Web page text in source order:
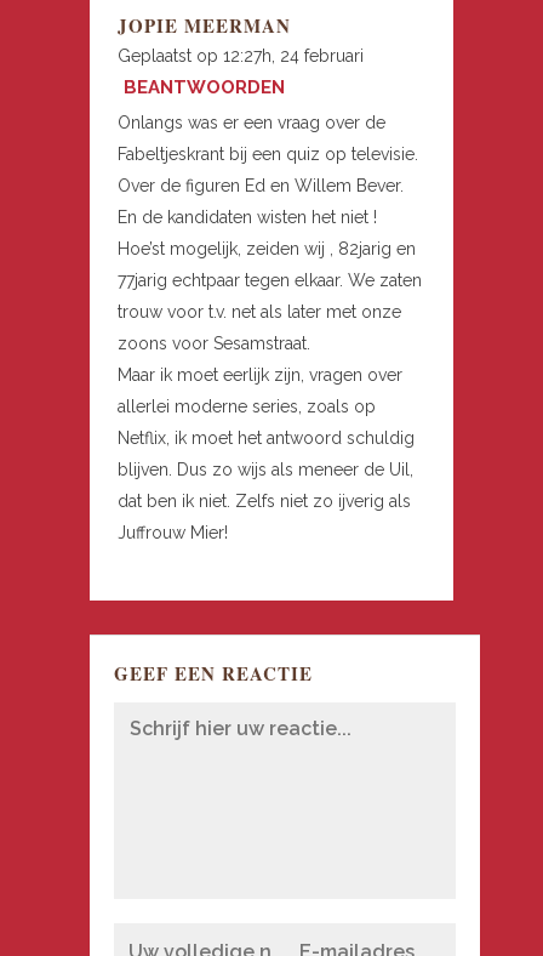
JOPIE MEERMAN
Geplaatst op 12:27h, 24 februari
BEANTWOORDEN
Onlangs was er een vraag over de
Fabeltjeskrant bij een quiz op televisie.
Over de figuren Ed en Willem Bever.
En de kandidaten wisten het niet !
Hoe’st mogelijk, zeiden wij , 82jarig en
77jarig echtpaar tegen elkaar. We zaten
trouw voor t.v. net als later met onze
zoons voor Sesamstraat.
Maar ik moet eerlijk zijn, vragen over
allerlei moderne series, zoals op
Netflix, ik moet het antwoord schuldig
blijven. Dus zo wijs als meneer de Uil,
dat ben ik niet. Zelfs niet zo ijverig als
Juffrouw Mier!
GEEF EEN REACTIE